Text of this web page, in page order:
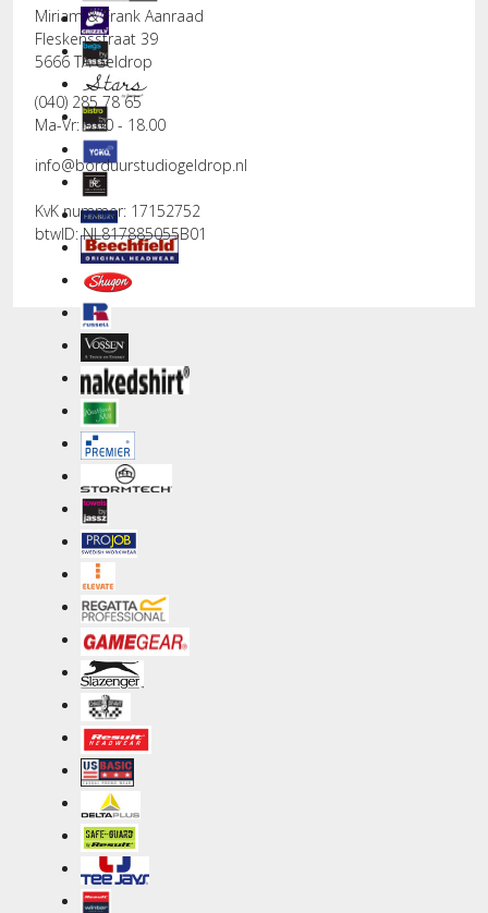
Miriam & Frank Aanraad
Fleskensstraat 39
5666 TA Geldrop
(040) 285 78 65
Ma-Vr: 9.00 - 18.00
info@borduurstudiogeldrop.nl
KvK nummer: 17152752
btwID: NL817885055B01